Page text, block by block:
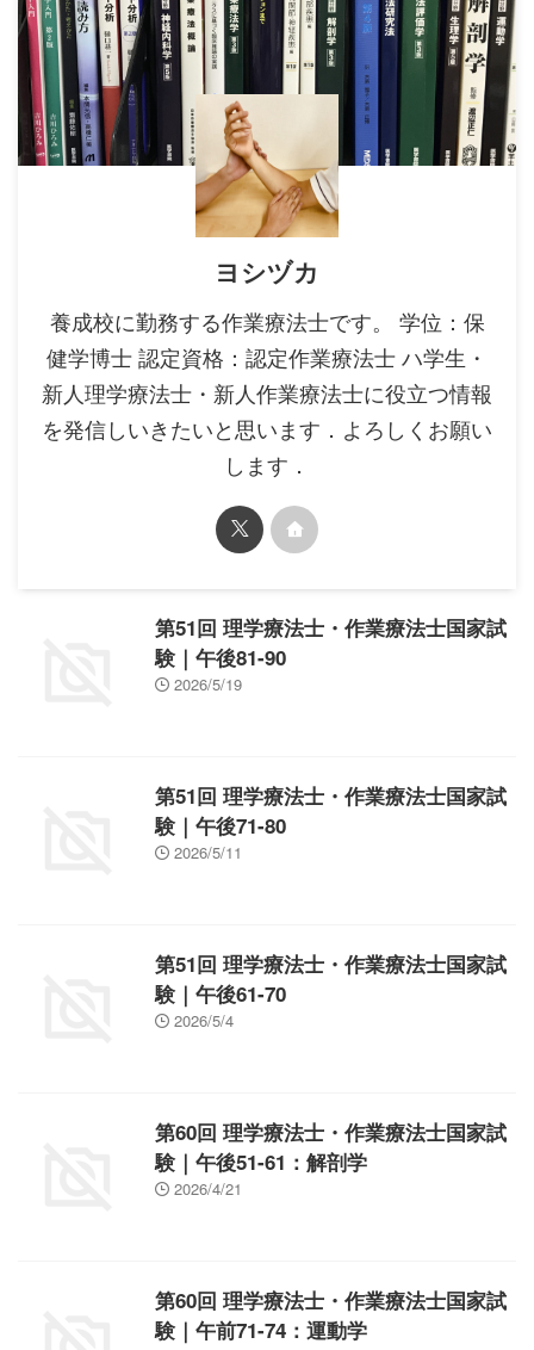
ヨシヅカ
養成校に勤務する作業療法士です。 学位：保
健学博士 認定資格：認定作業療法士 ハ学生・
新人理学療法士・新人作業療法士に役立つ情報
を発信しいきたいと思います．よろしくお願い
します．
第51回 理学療法士・作業療法士国家試
験｜午後81-90
2026/5/19
第51回 理学療法士・作業療法士国家試
験｜午後71-80
2026/5/11
第51回 理学療法士・作業療法士国家試
験｜午後61-70
2026/5/4
第60回 理学療法士・作業療法士国家試
験｜午後51-61：解剖学
2026/4/21
第60回 理学療法士・作業療法士国家試
験｜午前71-74：運動学